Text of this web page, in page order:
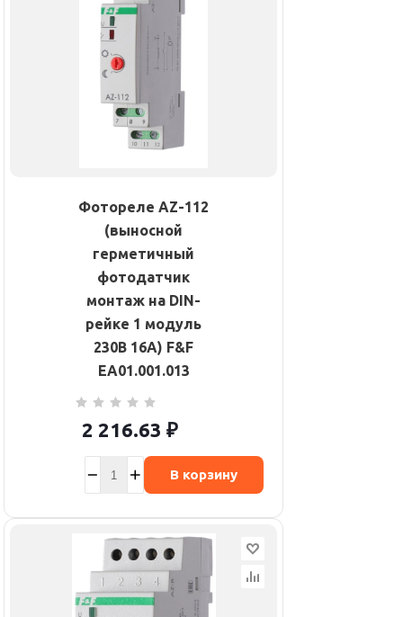
Фотореле AZ-112
(выносной
герметичный
фотодатчик
монтаж на DIN-
рейке 1 модуль
230В 16А) F&F
EA01.001.013
2 216.63 ₽
В корзину